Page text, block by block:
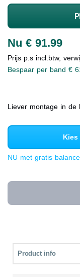
Nu € 91.99
Prijs p.s incl.btw,
Bespaar per band €
Liever montage in de
Kies
NU met gratis
Product info